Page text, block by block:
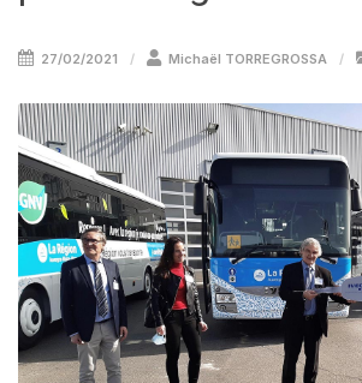
27/02/2021 Michaël TORREGROSSA